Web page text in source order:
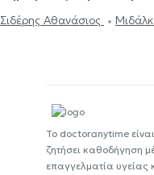
Σιδέρης Αθανάσιος
Το doctoranytime
ζητήσει καθοδήγηση
επαγγελματία υγείας